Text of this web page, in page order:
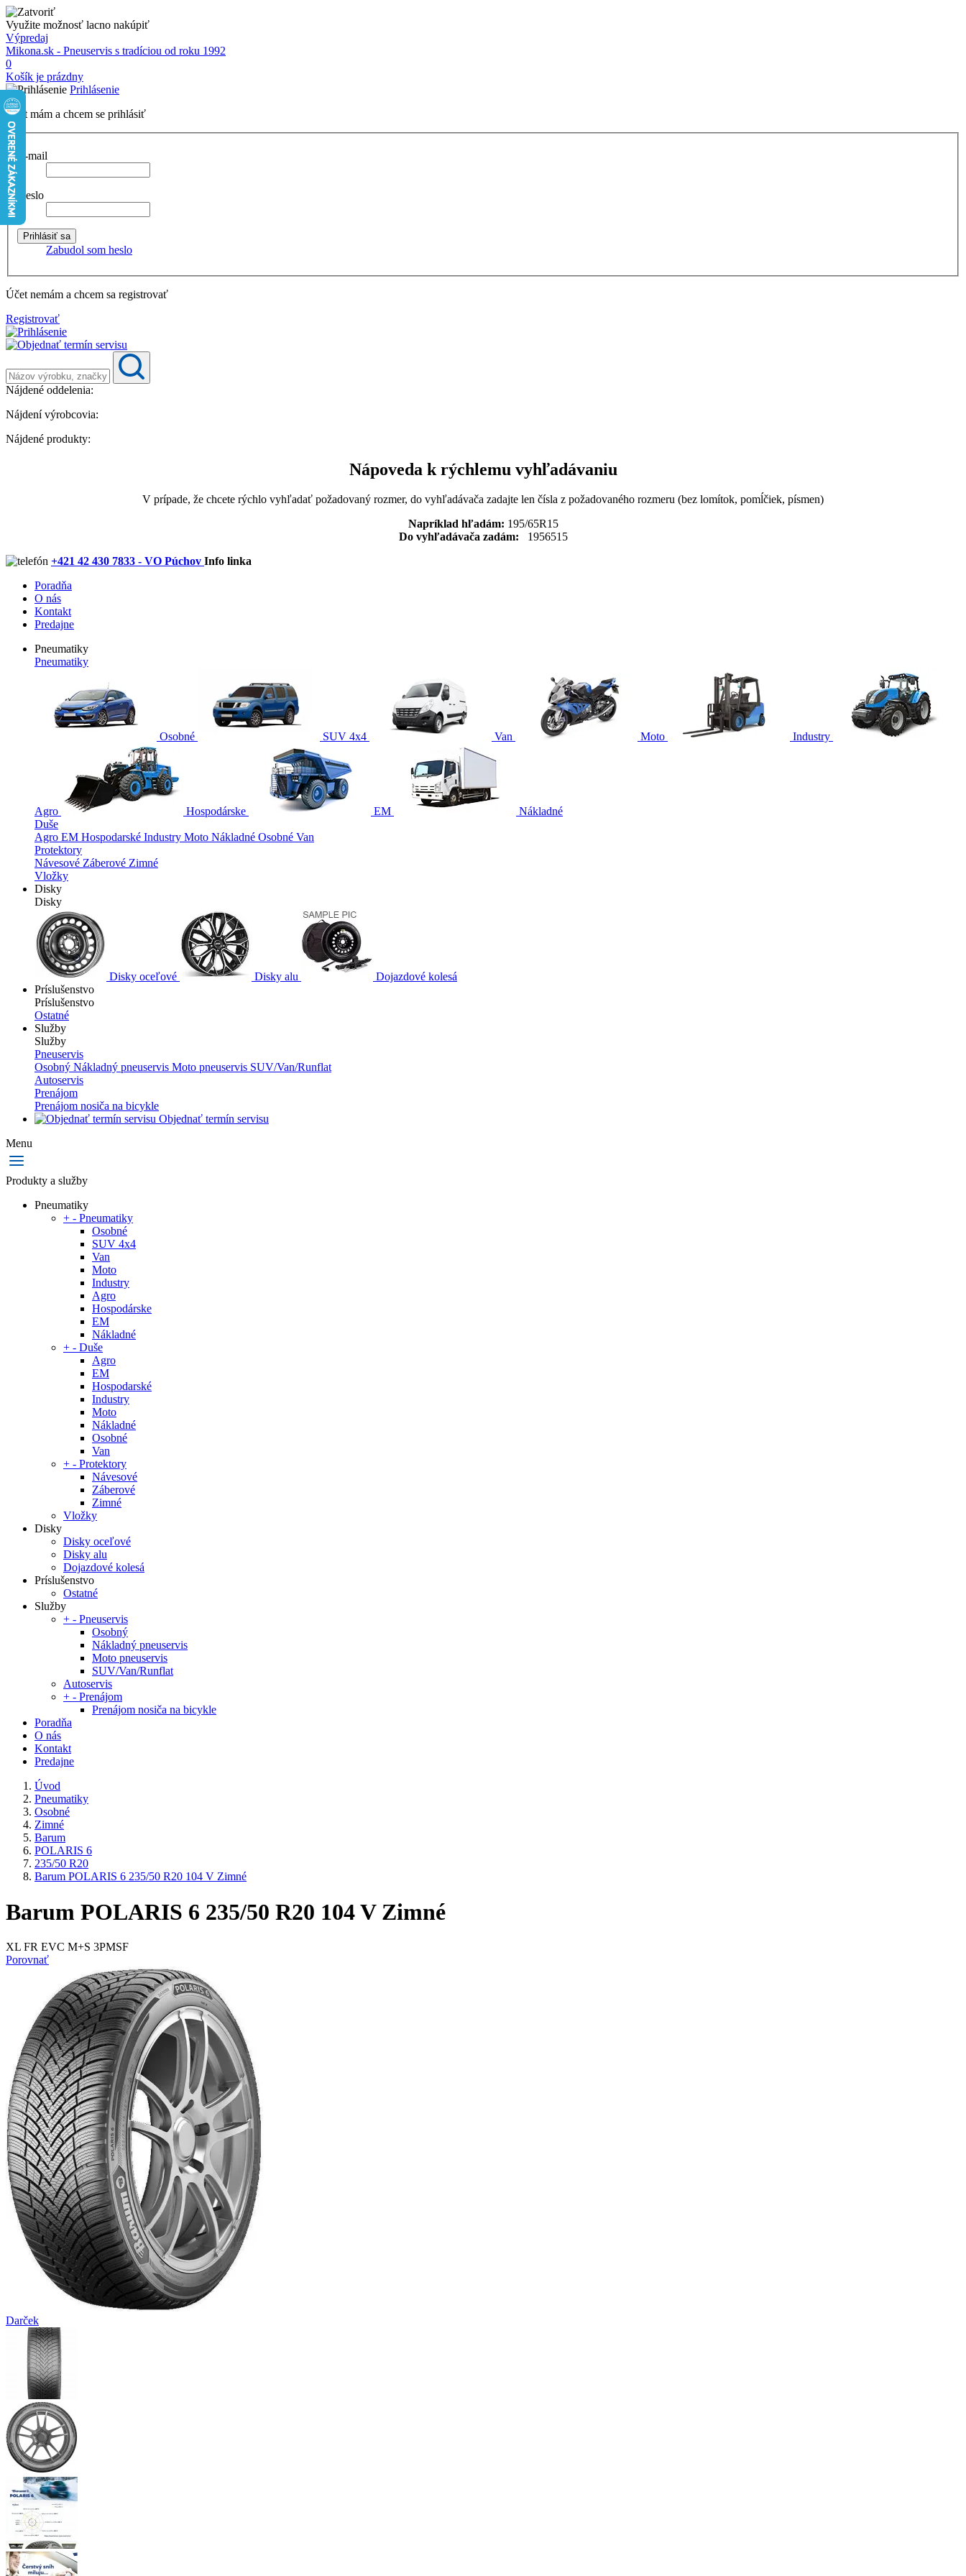
Využite možnosť lacno nakúpiť
Výpredaj
Mikona.sk - Pneuservis s tradíciou od roku 1992
0
Košík je prázdny
Prihlásenie
Účet mám a chcem se prihlásiť
E-mail
Heslo
Zabudol som heslo
Účet nemám a chcem sa registrovať
Registrovať
Nájdené oddelenia:
Nájdení výrobcovia:
Nájdené produkty:
Nápoveda k rýchlemu vyhľadávaniu
V prípade, že chcete rýchlo vyhľadať požadovaný rozmer, do vyhľadávača zadajte len čísla z požadovaného rozmeru (bez lomítok, pomĺčiek, písmen)
Napríklad hľadám: 195/65R15
Do vyhľadávača zadám: 1956515
+421 42 430 7833 - VO Púchov Info linka
Poradňa
O nás
Kontakt
Predajne
Pneumatiky
Pneumatiky
Osobné SUV 4x4 Van Moto Industry
Agro Hospodárske EM
Nákladné
Duše
Agro EM Hospodarské Industry Moto Nákladné Osobné Van
Protektory
Návesové Záberové Zimné
Vložky
Disky
Disky
Disky oceľové Disky alu
Dojazdové kolesá
Príslušenstvo
Príslušenstvo
Ostatné
Služby
Služby
Pneuservis
Osobný Nákladný pneuservis Moto pneuservis SUV/Van/Runflat
Autoservis
Prenájom
Prenájom nosiča na bicykle
Objednať termín servisu
Menu
Produkty a služby
Pneumatiky
+ - Pneumatiky
Osobné
SUV 4x4
Van
Moto
Industry
Agro
Hospodárske
EM
Nákladné
+ - Duše
Agro
EM
Hospodarské
Industry
Moto
Nákladné
Osobné
Van
+ - Protektory
Návesové
Záberové
Zimné
Vložky
Disky
Disky oceľové
Disky alu
Dojazdové kolesá
Príslušenstvo
Ostatné
Služby
+ - Pneuservis
Osobný
Nákladný pneuservis
Moto pneuservis
SUV/Van/Runflat
Autoservis
+ - Prenájom
Prenájom nosiča na bicykle
Poradňa
O nás
Kontakt
Predajne
Úvod
Pneumatiky
Osobné
Zimné
Barum
POLARIS 6
235/50 R20
Barum POLARIS 6 235/50 R20 104 V Zimné
Barum POLARIS 6 235/50 R20 104 V Zimné
XL FR EVC M+S 3PMSF
Porovnať
Darček